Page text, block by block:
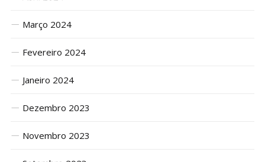
Março 2024
Fevereiro 2024
Janeiro 2024
Dezembro 2023
Novembro 2023